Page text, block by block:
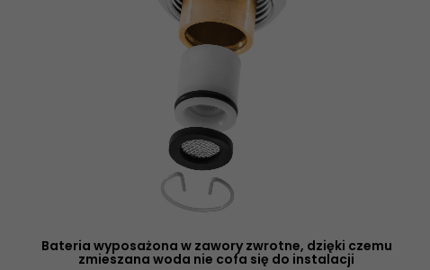
Bateria wyposażona w zawory zwrotne, dzięki czemu
zmieszana woda nie cofa się do instalacji